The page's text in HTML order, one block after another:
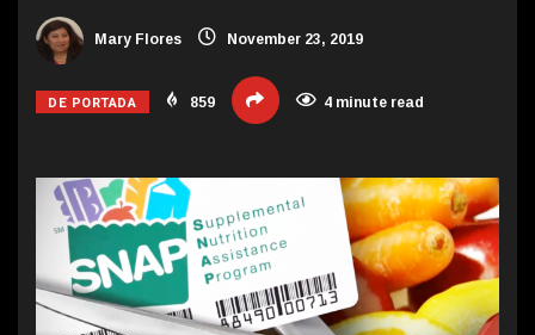
Mary Flores November 23, 2019
DE PORTADA 859 4 minute read